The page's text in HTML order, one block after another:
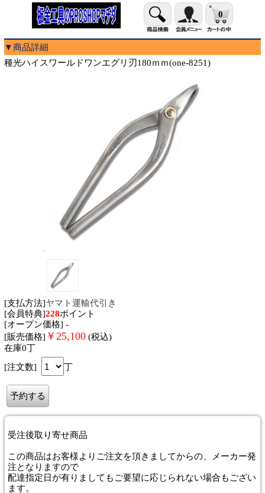
0
▼商品詳細
種光ハイスワールドワンエグリ刃180ｍｍ(one-8251)
[支払方法]ヤマト運輸代引き
[会員特典]228ポイント
[オープン価格] -
[販売価格] ￥ 25,100 (税込)
在庫0丁
[注文数]
丁
受注後取り寄せ商品
この商品はお客様よりご注文を頂きましてからの、メーカー発
注となりますので
配達指定日が有りましてもご要望に応じられない場合もござい
ます。